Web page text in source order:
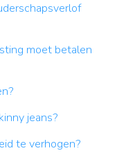
moet betalen
jeans?
te verhogen?